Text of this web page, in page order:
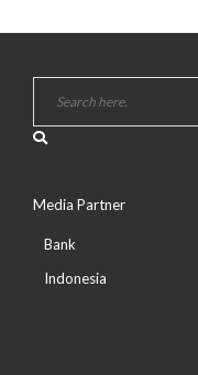
Media Partner
Bank
Indonesia